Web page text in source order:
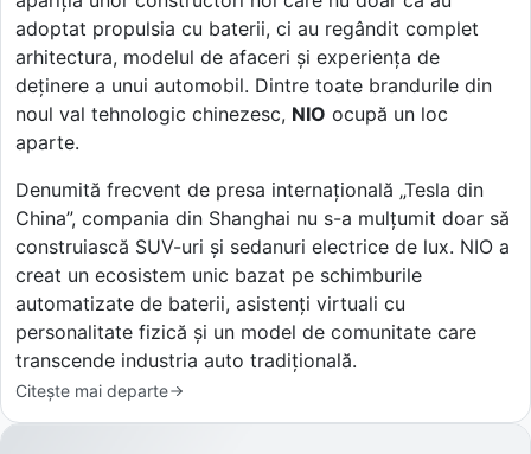
adoptat propulsia cu baterii, ci au regândit complet
arhitectura, modelul de afaceri și experiența de
deținere a unui automobil. Dintre toate brandurile din
noul val tehnologic chinezesc, NIO ocupă un loc
aparte.
Denumită frecvent de presa internațională „Tesla din
China”, compania din Shanghai nu s-a mulțumit doar să
construiască SUV-uri și sedanuri electrice de lux. NIO a
creat un ecosistem unic bazat pe schimburile
automatizate de baterii, asistenți virtuali cu
personalitate fizică și un model de comunitate care
transcende industria auto tradițională.
Citește mai departe